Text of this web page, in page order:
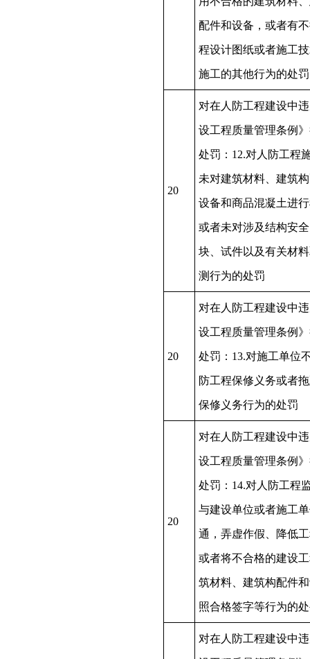
配件和设备，或者有
程设计图纸或者施工
施工的其他行为的处罚
20
对在人防工程建设中
设工程质量管理条例
处罚：12.对人防工程
未对建筑材料、建筑
设备和商品混凝土进
或者未对涉及结构安
块、试件以及有关材
测行为的处罚
20
对在人防工程建设中
设工程质量管理条例
处罚：13.对施工单位
防工程保修义务或者
保修义务行为的处罚
20
对在人防工程建设中
设工程质量管理条例
处罚：14.对人防工程
与建设单位或者施工
通，弄虚作假、降低
或者将不合格的建设
筑材料、建筑构配件
照合格签字等行为的
对在人防工程建设中